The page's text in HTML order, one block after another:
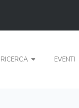
RICERCA EVENTI